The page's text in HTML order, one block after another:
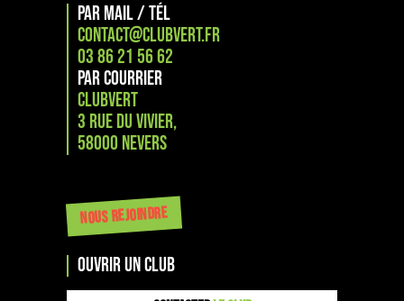
PAR MAIL / TÉL
CONTACT@CLUBVERT.FR
03 86 21 56 62
PAR COURRIER
CLUBVERT
3 RUE DU VIVIER,
58000 NEVERS
NOUS REJOINDRE
OUVRIR UN CLUB